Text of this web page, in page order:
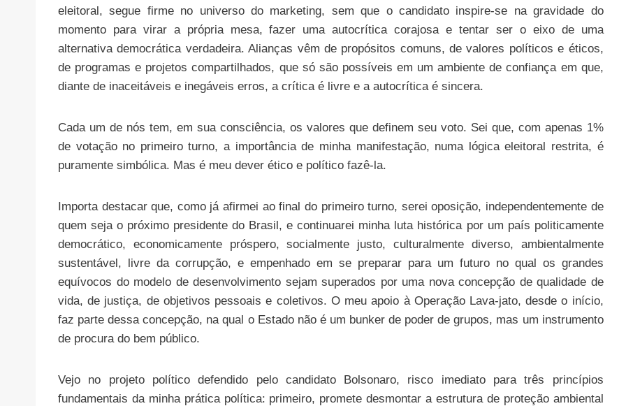
eleitoral, segue firme no universo do marketing, sem que o candidato inspire-se na gravidade do
momento para virar a própria mesa, fazer uma autocrítica corajosa e tentar ser o eixo de uma
alternativa democrática verdadeira. Alianças vêm de propósitos comuns, de valores políticos e éticos,
de programas e projetos compartilhados, que só são possíveis em um ambiente de confiança em que,
diante de inaceitáveis e inegáveis erros, a crítica é livre e a autocrítica é sincera.
Cada um de nós tem, em sua consciência, os valores que definem seu voto. Sei que, com apenas 1%
de votação no primeiro turno, a importância de minha manifestação, numa lógica eleitoral restrita, é
puramente simbólica. Mas é meu dever ético e político fazê-la.
Importa destacar que, como já afirmei ao final do primeiro turno, serei oposição, independentemente de
quem seja o próximo presidente do Brasil, e continuarei minha luta histórica por um país politicamente
democrático, economicamente próspero, socialmente justo, culturalmente diverso, ambientalmente
sustentável, livre da corrupção, e empenhado em se preparar para um futuro no qual os grandes
equívocos do modelo de desenvolvimento sejam superados por uma nova concepção de qualidade de
vida, de justiça, de objetivos pessoais e coletivos. O meu apoio à Operação Lava-jato, desde o início,
faz parte dessa concepção, na qual o Estado não é um bunker de poder de grupos, mas um instrumento
de procura do bem público.
Vejo no projeto político defendido pelo candidato Bolsonaro, risco imediato para três princípios
fundamentais da minha prática política: primeiro, promete desmontar a estrutura de proteção ambiental